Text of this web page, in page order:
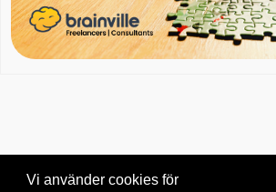
Vi använder cookies för